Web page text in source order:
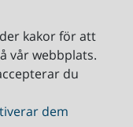
kakor för att
vår webbplats.
du
dem